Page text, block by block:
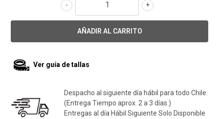
+
-
Ver guía de tallas
Despacho al siguiente día hábil para todo Chile.
(Entrega Tiempo aprox. 2 a 3 días.)
Entregas al día Hábil Siguiente Solo Disponible